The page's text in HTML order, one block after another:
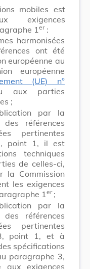
mobiles est
exigences
1 er:
harmonisées
ont été
européenne au
européenne
(UE) n°
aux parties
;
par la
des références
pertinentes
point 1, il est
techniques
de celles-ci,
la Commission
les exigences
1 er ;
par la
des références
pertinentes
point 1, et à
spécifications
paragraphe 3,
exigences